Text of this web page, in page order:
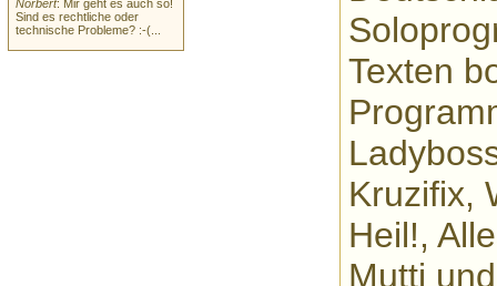
Texten
Kruzifix,
Heil!,
Mutti
Norbert: Mir geht es auch so!
Sind es rechtliche oder
technische Probleme? :-(...